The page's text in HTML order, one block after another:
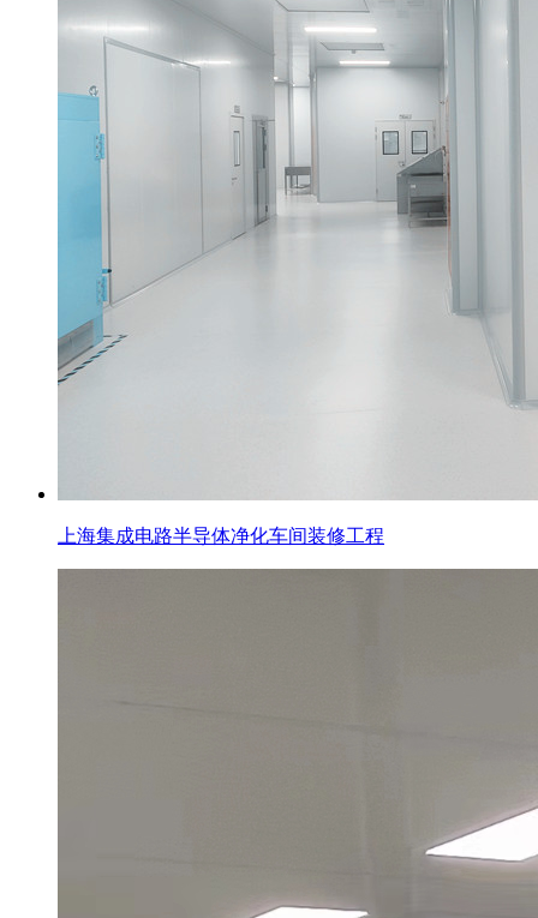
上海集成电路半导体净化车间装修工程